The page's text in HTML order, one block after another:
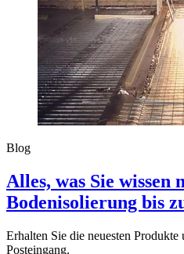
Blog
Alles, was Sie wissen
Bodenisolierung bis
Erhalten Sie die neuesten
Posteingang.